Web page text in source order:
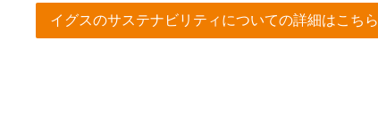
イグスのサステナビリティについての詳細はこちら